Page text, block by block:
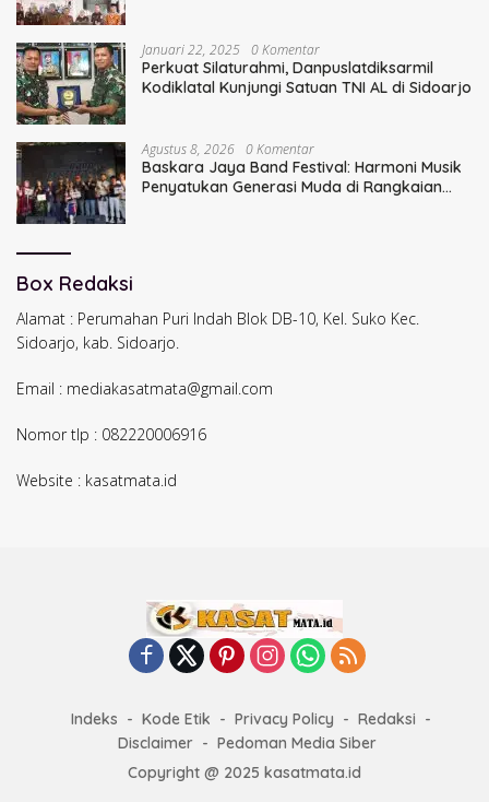
Januari 22, 2025 0 Komentar
Perkuat Silaturahmi, Danpuslatdiksarmil
Kodiklatal Kunjungi Satuan TNI AL di Sidoarjo
Agustus 8, 2026 0 Komentar
Baskara Jaya Band Festival: Harmoni Musik
Penyatukan Generasi Muda di Rangkaian
Box Redaksi
Alamat : Perumahan Puri Indah Blok DB-10, Kel. Suko Kec.
Sidoarjo, kab. Sidoarjo.
Email : mediakasatmata@gmail.com
Nomor tlp : 082220006916
Website : kasatmata.id
Indeks Kode Etik Privacy Policy
Redaksi
Disclaimer
Pedoman Media Siber
Copyright @ 2025 kasatmata.id